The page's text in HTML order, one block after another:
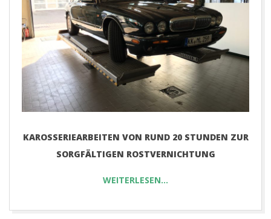
KAROSSERIEARBEITEN VON RUND 20 STUNDEN ZUR
SORGFÄLTIGEN ROSTVERNICHTUNG
WEITERLESEN…